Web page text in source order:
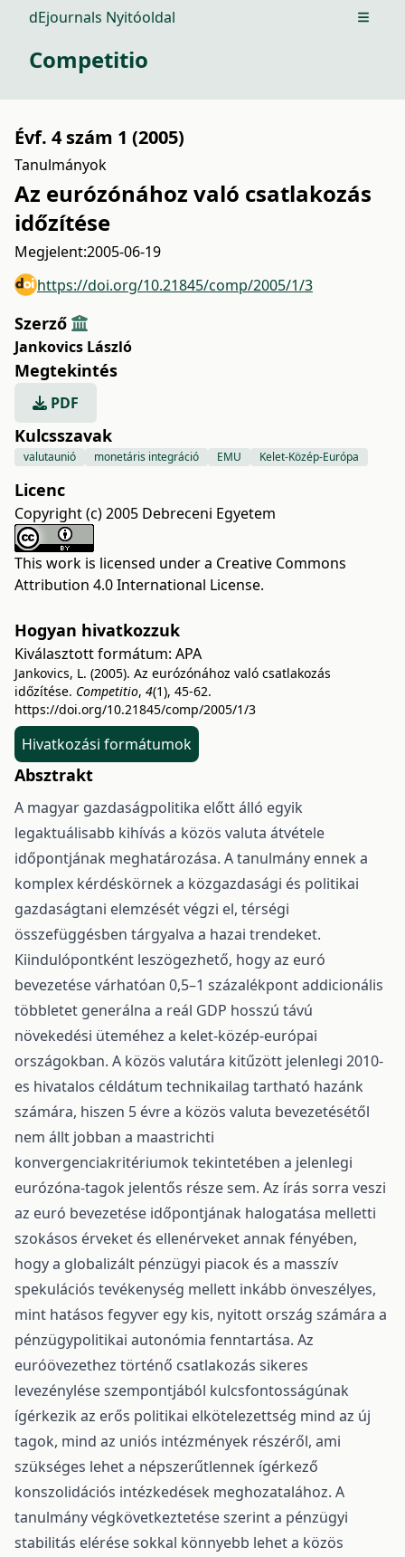
dEjournals Nyitóoldal Open
Competitio
Évf. 4 szám 1 (2005)
Tanulmányok
Az eurózónához való csatlakozás
időzítése
Megjelent:2005-06-19
https://doi.org/10.21845/comp/2005/1/3
Szerző
Jankovics László
Megtekintés
PDF
Kulcsszavak
valutaunió monetáris integráció EMU Kelet-Közép-Európa
Licenc
Copyright (c) 2005 Debreceni Egyetem
This work is licensed under a Creative Commons
Attribution 4.0 International License.
Hogyan hivatkozzuk
Kiválasztott formátum: APA
Jankovics, L. (2005). Az eurózónához való csatlakozás
időzítése. Competitio, 4(1), 45-62.
https://doi.org/10.21845/comp/2005/1/3
Hivatkozási formátumok
Absztrakt
A magyar gazdaságpolitika előtt álló egyik
legaktuálisabb kihívás a közös valuta átvétele
időpontjának meghatározása. A tanulmány ennek a
komplex kérdéskörnek a közgazdasági és politikai
gazdaságtani elemzését végzi el, térségi
összefüggésben tárgyalva a hazai trendeket.
Kiindulópontként leszögezhető, hogy az euró
bevezetése várhatóan 0,5–1 százalékpont addicionális
többletet generálna a reál GDP hosszú távú
növekedési üteméhez a kelet-közép-európai
országokban. A közös valutára kitűzött jelenlegi 2010-
es hivatalos céldátum technikailag tartható hazánk
számára, hiszen 5 évre a közös valuta bevezetésétől
nem állt jobban a maastrichti
konvergenciakritériumok tekintetében a jelenlegi
eurózóna-tagok jelentős része sem. Az írás sorra veszi
az euró bevezetése időpontjának halogatása melletti
szokásos érveket és ellenérveket annak fényében,
hogy a globalizált pénzügyi piacok és a masszív
spekulációs tevékenység mellett inkább önveszélyes,
mint hatásos fegyver egy kis, nyitott ország számára a
pénzügypolitikai autonómia fenntartása. Az
euróövezethez történő csatlakozás sikeres
levezénylése szempontjából kulcsfontosságúnak
ígérkezik az erős politikai elkötelezettség mind az új
tagok, mind az uniós intézmények részéről, ami
szükséges lehet a népszerűtlennek ígérkező
konszolidációs intézkedések meghozatalához. A
tanulmány végkövetkeztetése szerint a pénzügyi
stabilitás elérése sokkal könnyebb lehet a közös